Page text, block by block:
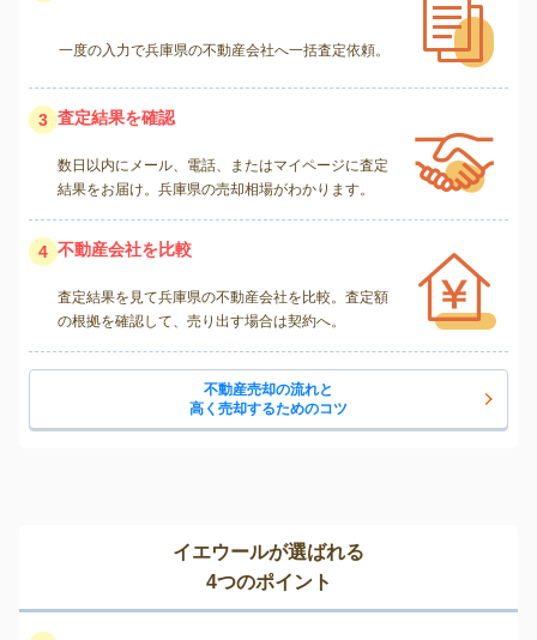
一度の入力で兵庫県の不動産会社へ一括査定依頼。
3 査定結果を確認
数日以内にメール、電話、またはマイページに査定
結果をお届け。兵庫県の売却相場がわかります。
4 不動産会社を比較
査定結果を見て兵庫県の不動産会社を比較。査定額
の根拠を確認して、売り出す場合は契約へ。
不動産売却の流れと
高く売却するためのコツ
イエウールが選ばれる
4つのポイント